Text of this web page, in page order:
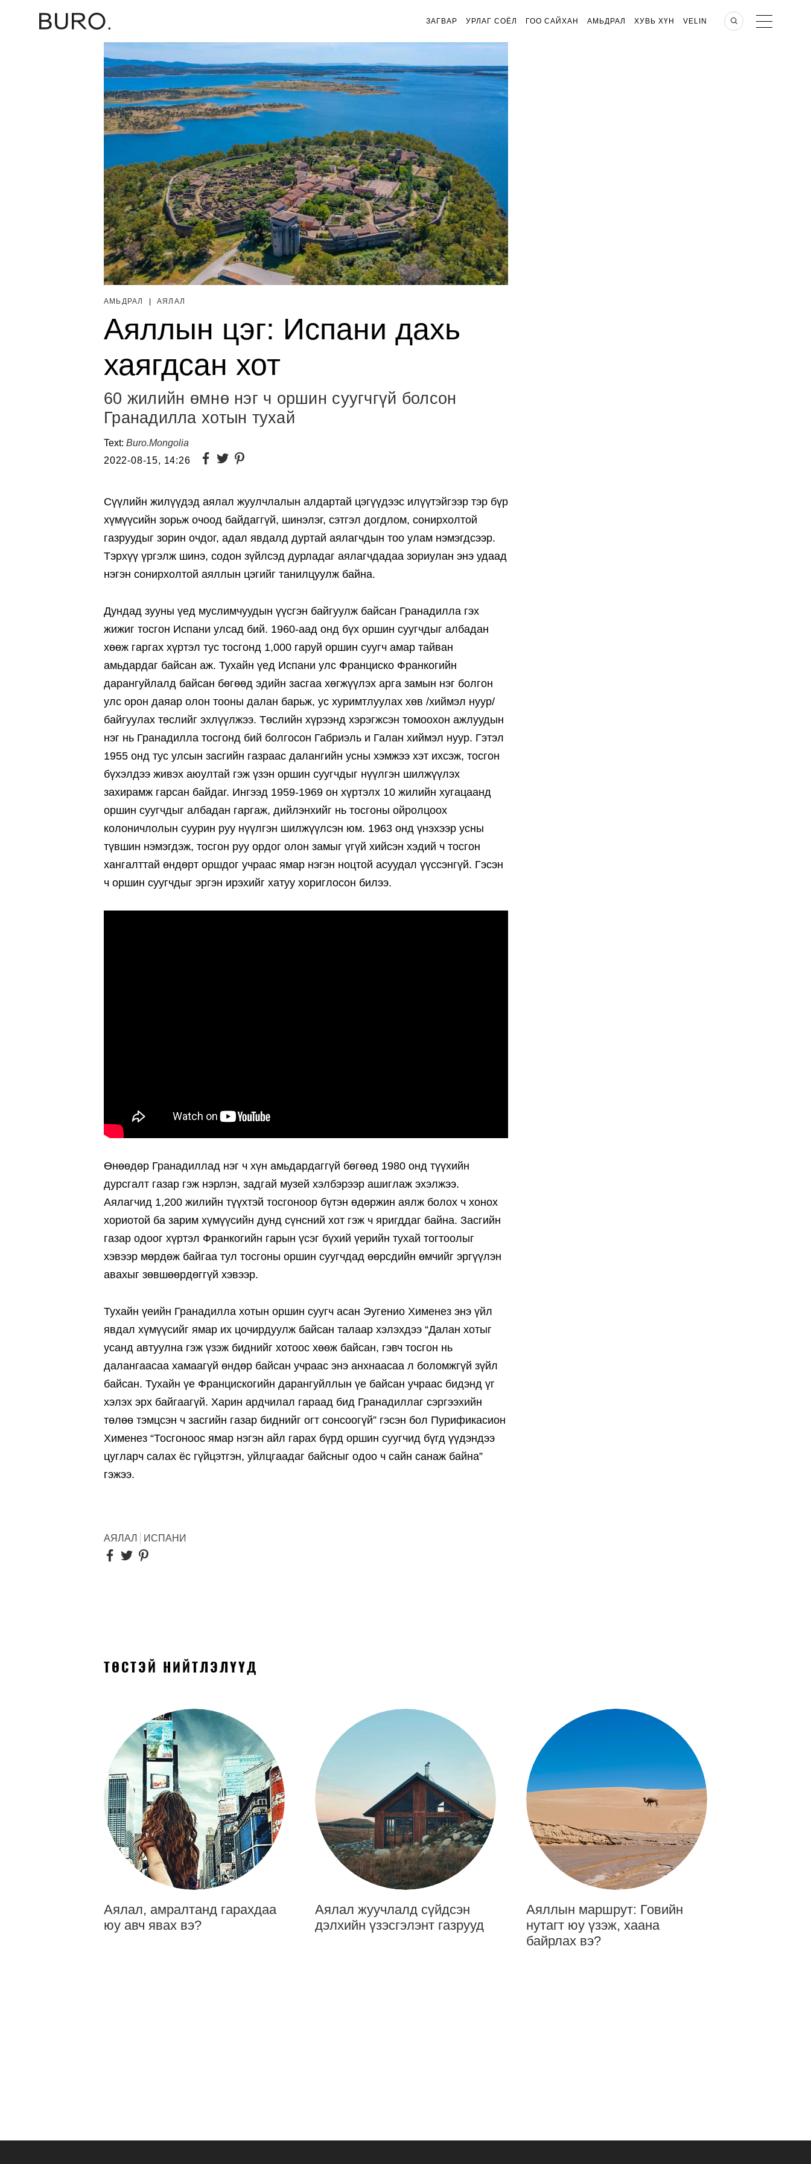
ЗАГВАР УРЛАГ СОЁЛ ГОО САЙХАН АМЬДРАЛ ХУВЬ ХҮН VELIN
АМЬДРАЛ АЯЛАЛ
Аяллын цэг: Испани дахь
хаягдсан хот
60 жилийн өмнө нэг ч оршин суугчгүй болсон
Гранадилла хотын тухай
Text: Buro.Mongolia
2022-08-15, 14:26
Сүүлийн жилүүдэд аялал жуулчлалын алдартай цэгүүдээс илүүтэйгээр тэр бүр
хүмүүсийн зорьж очоод байдаггүй, шинэлэг, сэтгэл догдлом, сонирхолтой
газруудыг зорин очдог, адал явдалд дуртай аялагчдын тоо улам нэмэгдсээр.
Тэрхүү үргэлж шинэ, содон зүйлсэд дурладаг аялагчдадаа зориулан энэ удаад
нэгэн сонирхолтой аяллын цэгийг танилцуулж байна.
Дундад зууны үед муслимчуудын үүсгэн байгуулж байсан Гранадилла гэх
жижиг тосгон Испани улсад бий. 1960-аад онд бүх оршин суугчдыг албадан
хөөж гаргах хүртэл тус тосгонд 1,000 гаруй оршин суугч амар тайван
амьдардаг байсан аж. Тухайн үед Испани улс Франциско Франкогийн
дарангуйлалд байсан бөгөөд эдийн засгаа хөгжүүлэх арга замын нэг болгон
улс орон даяар олон тооны далан барьж, ус хуримтлуулах хөв /хиймэл нуур/
байгуулах төслийг эхлүүлжээ. Төслийн хүрээнд хэрэгжсэн томоохон ажлуудын
нэг нь Гранадилла тосгонд бий болгосон Габриэль и Галан хиймэл нуур. Гэтэл
1955 онд тус улсын засгийн газраас далангийн усны хэмжээ хэт ихсэж, тосгон
бүхэлдээ живэх аюултай гэж үзэн оршин суугчдыг нүүлгэн шилжүүлэх
захирамж гарсан байдаг. Ингээд 1959-1969 он хүртэлх 10 жилийн хугацаанд
оршин суугчдыг албадан гаргаж, дийлэнхийг нь тосгоны ойролцоох
колоничлолын суурин руу нүүлгэн шилжүүлсэн юм. 1963 онд үнэхээр усны
түвшин нэмэгдэж, тосгон руу ордог олон замыг үгүй хийсэн хэдий ч тосгон
хангалттай өндөрт оршдог учраас ямар нэгэн ноцтой асуудал үүссэнгүй. Гэсэн
ч оршин суугчдыг эргэн ирэхийг хатуу хориглосон билээ.
Өнөөдөр Гранадиллад нэг ч хүн амьдардаггүй бөгөөд 1980 онд түүхийн
дурсгалт газар гэж нэрлэн, задгай музей хэлбэрээр ашиглаж эхэлжээ.
Аялагчид 1,200 жилийн түүхтэй тосгоноор бүтэн өдөржин аялж болох ч хонох
хориотой ба зарим хүмүүсийн дунд сүнсний хот гэж ч яригддаг байна. Засгийн
газар одоог хүртэл Франкогийн гарын үсэг бүхий үерийн тухай тогтоолыг
хэвээр мөрдөж байгаа тул тосгоны оршин суугчдад өөрсдийн өмчийг эргүүлэн
авахыг зөвшөөрдөггүй хэвээр.
Тухайн үеийн Гранадилла хотын оршин суугч асан Эугенио Хименез энэ үйл
явдал хүмүүсийг ямар их цочирдуулж байсан талаар хэлэхдээ “Далан хотыг
усанд автуулна гэж үзэж биднийг хотоос хөөж байсан, гэвч тосгон нь
далангаасаа хамаагүй өндөр байсан учраас энэ анхнаасаа л боломжгүй зүйл
байсан. Тухайн үе Францискогийн дарангуйллын үе байсан учраас бидэнд үг
хэлэх эрх байгаагүй. Харин ардчилал гараад бид Гранадиллаг сэргээхийн
төлөө тэмцсэн ч засгийн газар биднийг огт сонсоогүй” гэсэн бол Пурификасион
Хименез “Тосгоноос ямар нэгэн айл гарах бүрд оршин суугчид бүгд үүдэндээ
цугларч салах ёс гүйцэтгэн, уйлцгаадаг байсныг одоо ч сайн санаж байна”
гэжээ.
АЯЛАЛ ИСПАНИ
ТӨСТЭЙ НИЙТЛЭЛҮҮД
Аялал, амралтанд гарахдаа
юу авч явах вэ?
Аялал жуучлалд сүйдсэн
дэлхийн үзэсгэлэнт газрууд
Аяллын маршрут: Говийн
нутагт юу үзэж, хаана
байрлах вэ?